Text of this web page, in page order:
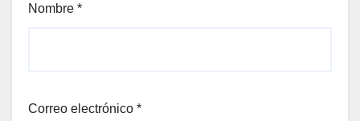
Nombre *
Correo electrónico *